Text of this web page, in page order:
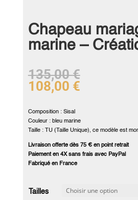
Chapeau
marine –
135,00€
108,00 €
Composition : Sisal
Couleur : bleu marine
Taille : TU (Taille Unique), ce modèle est
Livraison offerte dès 75 € en point retrait
Paiement en 4X sans frais avec PayPal
Fabriqué en France
Tailles